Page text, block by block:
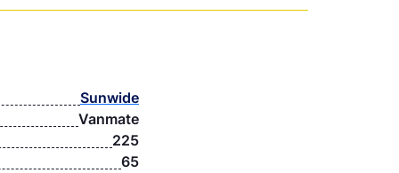
Sunwide
Vanmate
225
65